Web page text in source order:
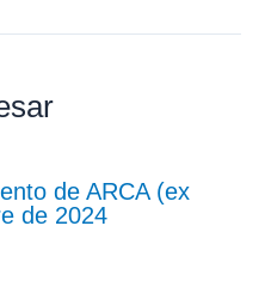
de ARCA (ex
de 2024